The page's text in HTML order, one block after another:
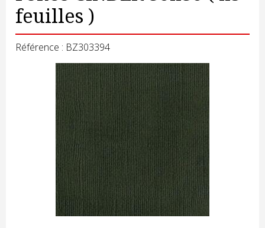
feuilles )
Référence : BZ303394